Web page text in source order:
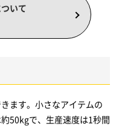
いて
ます。小さなアイテムの
50kgで、生産速度は1秒間